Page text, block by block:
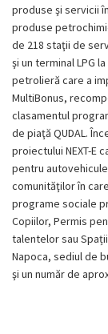
produse şi servicii
produse
de 218 staţii de
şi un terminal LPG
petrolieră care a
MultiBonus,
clasamentul
de piaţă QUDAL.
proiectului NEXT-E
pentru
comunităţilor în
programe sociale
Copiilor, Permis
talentelor sau
Napoca, sediul de
şi un număr de